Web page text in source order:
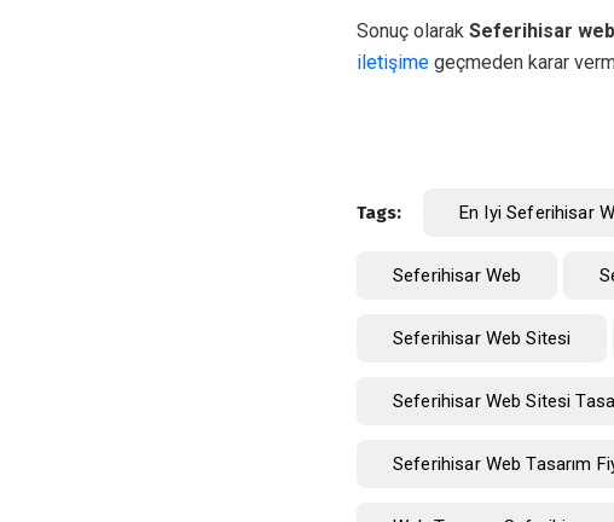
Sonuç olarak Seferihisar
iletişime geçmeden karar
Tags: En Iyi Seferihisar
Seferihisar Web
Seferihisar Web Sitesi
Seferihisar Web Sitesi
Seferihisar Web Tasarım